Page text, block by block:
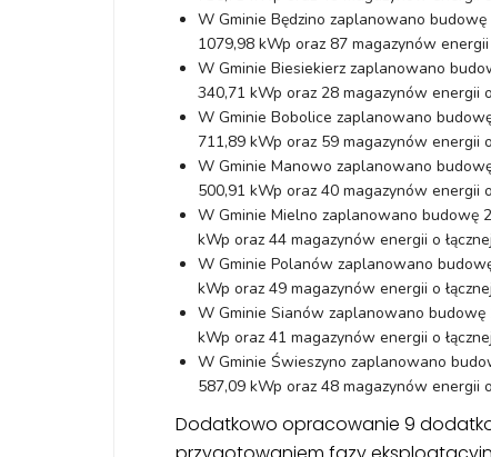
W Gminie Będzino zaplanowano
1079,98 kWp oraz 87 magazynów
W Gminie Biesiekierz zaplanowano
340,71 kWp oraz 28 magazynów energii
W Gminie Bobolice zaplanowano
711,89 kWp oraz 59 magazynów energii
W Gminie Manowo zaplanowano
500,91 kWp oraz 40 magazynów energii
W Gminie Mielno zaplanowano budowę
kWp oraz 44 magazynów energii o
W Gminie Polanów zaplanowano
kWp oraz 49 magazynów energii o
W Gminie Sianów zaplanowano
kWp oraz 41 magazynów energii o
W Gminie Świeszyno zaplanowano
587,09 kWp oraz 48 magazynów energii
Dodatkowo opracowanie 9